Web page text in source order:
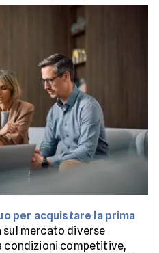
per acquistare la prima
sul mercato diverse
condizioni competitive,